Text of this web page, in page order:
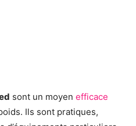
sont un moyen efficace
Ils sont pratiques,